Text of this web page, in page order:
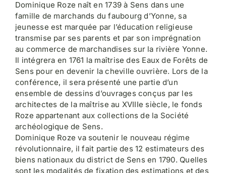
Dominique Roze naît en 1739 à Sens dans une
famille de marchands du faubourg d’Yonne, sa
jeunesse est marquée par l’éducation religieuse
transmise par ses parents et par son imprégnation
au commerce de marchandises sur la rivière Yonne.
Il intégrera en 1761 la maîtrise des Eaux de Forêts de
Sens pour en devenir la cheville ouvrière. Lors de la
conférence, il sera présenté une partie d’un
ensemble de dessins d’ouvrages conçus par les
architectes de la maîtrise au XVIIIe siècle, le fonds
Roze appartenant aux collections de la Société
archéologique de Sens.
Dominique Roze va soutenir le nouveau régime
révolutionnaire, il fait partie des 12 estimateurs des
biens nationaux du district de Sens en 1790. Quelles
sont les modalités de fixation des estimations et des